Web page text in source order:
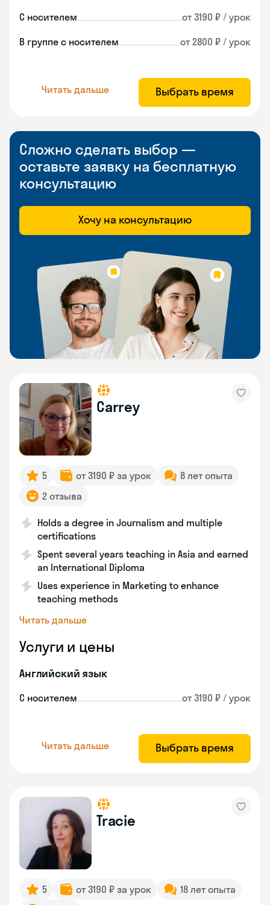
С носителем от 3190 ₽ / урок
В группе с носителем от 2800 ₽ / урок
Читать дальше Выбрать время
Сложно сделать выбор —
оставьте заявку на бесплатную
консультацию
Хочу на консультацию
Carrey
5 от 3190 ₽ за урок
8 лет опыта
2 отзыва
Holds a degree in Journalism and multiple
certifications
Spent several years teaching in Asia and earned
an International Diploma
Uses experience in Marketing to enhance
teaching methods
Читать дальше
Услуги и цены
Английский язык
С носителем от 3190 ₽ / урок
Читать дальше Выбрать время
Tracie
5 от 3190 ₽ за урок
18 лет опыта